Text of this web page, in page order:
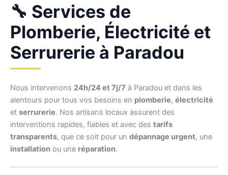
🔧 Services de
Plomberie, Électricité et
Serrurerie à Paradou
Nous intervenons 24h/24 et 7j/7 à Paradou et dans les
alentours pour tous vos besoins en plomberie, électricité
et serrurerie. Nos artisans locaux assurent des
interventions rapides, fiables et avec des tarifs
transparents, que ce soit pour un dépannage urgent, une
installation ou une réparation.